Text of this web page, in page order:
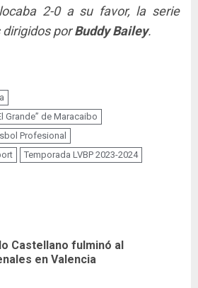
2-0 a su favor, la serie
porBuddy Bailey.
Grande” de Maracaibo
Profesional
Temporada LVBP 2023-2024
Castellano fulminó al
en Valencia